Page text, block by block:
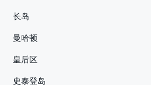
长岛
曼哈顿
皇后区
史泰登岛